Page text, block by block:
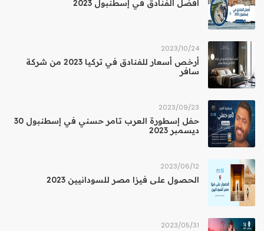
أفضل الفنادق في إسطنبول 2023
24‏/10‏/2023
أرخص أسعار للفنادق في تركيا 2023 من شركة
سافر
23‏/09‏/2023
حفل إسطورة العرب تامر حسني في إسطنبول 30
ديسمبر 2023
12‏/06‏/2023
الحصول على فيزا مصر للسودانيين 2023
31‏/05‏/2023